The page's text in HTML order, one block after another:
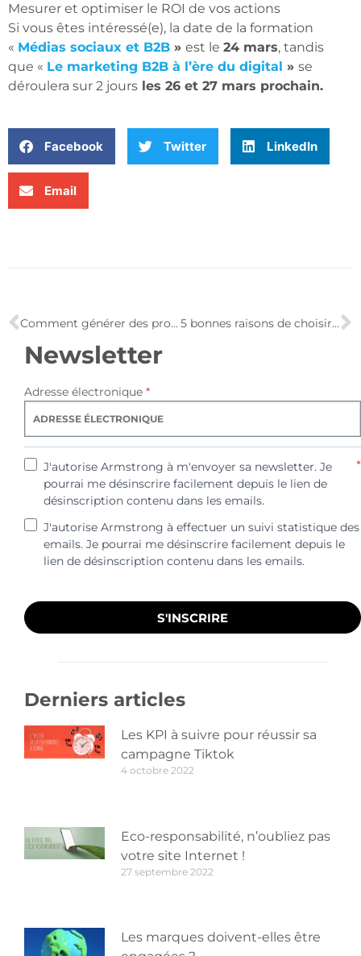
Mesurer et optimiser le ROI de vos actions
Si vous êtes intéressé(e), la date de la formation
« Médias sociaux et B2B » est le 24 mars, tandis
que « Le marketing B2B à l’ère du digital » se
déroulera sur 2 jours les 26 et 27 mars prochain.
Facebook Twitter LinkedIn
Email
Comment générer des prospects sur internet ? 5 bonnes raisons de choisir l’externalisation webmarketing
Newsletter
Adresse électronique *
J'autorise Armstrong à m'envoyer sa newsletter. Je
pourrai me désinscrire facilement depuis le lien de
désinscription contenu dans les emails.
*
J'autorise Armstrong à effectuer un suivi statistique des
emails. Je pourrai me désinscrire facilement depuis le
lien de désinscription contenu dans les emails.
S'INSCRIRE
Derniers articles
Les KPI à suivre pour réussir sa
campagne Tiktok
4 octobre 2022
Eco-responsabilité, n’oubliez pas
votre site Internet !
27 septembre 2022
Les marques doivent-elles être